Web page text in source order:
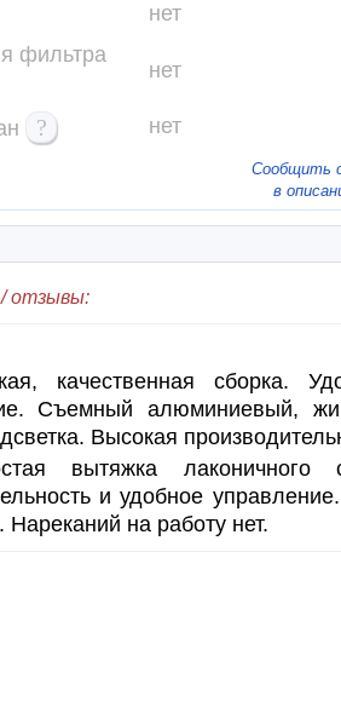
нет
фильтра
нет
? нет
Сообщить
в
/ отзывы:
качественная сборка.
Съемный алюминиевый,
Высокая
вытяжка лаконичного
и удобное
на работу нет.